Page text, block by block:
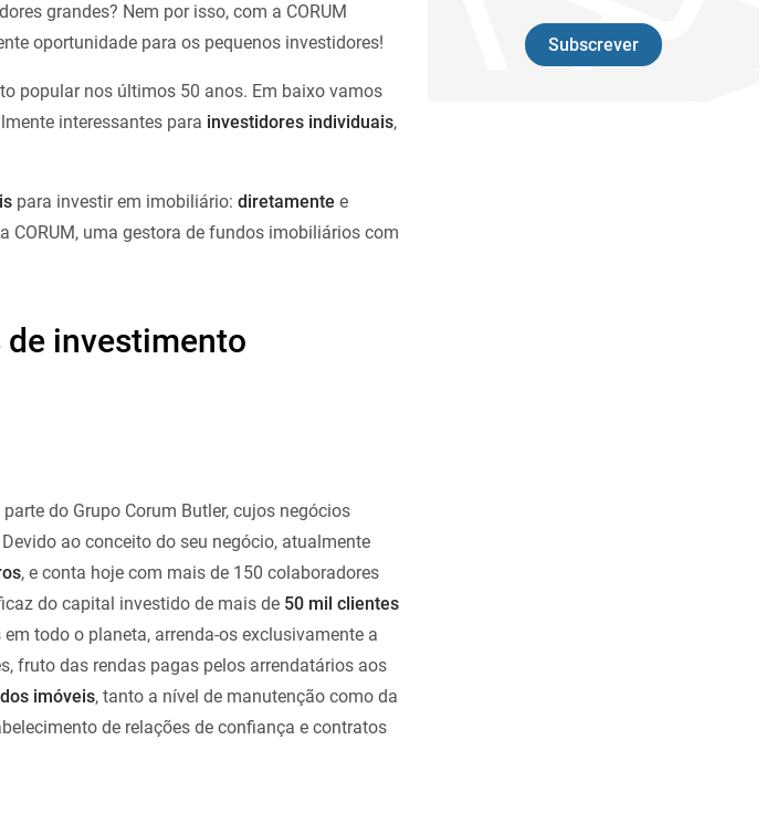
grandes? Nem por isso, com a CORUM
oportunidade para os pequenos investidores!
popular nos últimos 50 anos. Em baixo vamos
interessantes para investidores individuais,
para investir em imobiliário: diretamente e
CORUM, uma gestora de fundos imobiliários com
de investimento
do Grupo Corum Butler, cujos negócios
ao conceito do seu negócio, atualmente
, e conta hoje com mais de 150 colaboradores
do capital investido de mais de 50 mil clientes
todo o planeta, arrenda-os exclusivamente a
fruto das rendas pagas pelos arrendatários aos
imóveis, tanto a nível de manutenção como da
de relações de confiança e contratos
Subscrever